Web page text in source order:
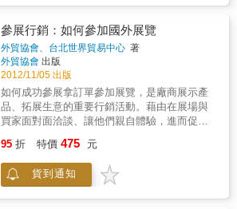
能力」 解決問題時，最重要的便是依照「提出
問題&rarr;分析原因&rarr;解決方案」的步驟思
考。動筆之前，確認檢查點： ‧改變敘事角度，
觀感大不同。 ‧以「實質損害」為出發點，而非
個人「心情」。 ‧區分「有必要討論的問題」與
「無關緊要的問題」。 ‧解決問題靠「制度」，
而非「態度」。 ‧與其追究責任，不如找人善
後。 ‧將來的事只是「假設」，優先解決當下問
題。 結論： 這世界上的所有行業，可以說都是
喜歡的行業、面試錄取，得到公司的器重，就
必須加強「解決問題」的思考能力。因此本書
作者，請大家多多運用小論文的寫作方式，解
研究 凡是你不瞭解或是不懂得詢問的事項，都
會對活動預算以及成功與否產生重要影響。
《活動企劃》將帶你深入探索籌備與執行一場
成功的活動背後所有需要注意的層面，如企劃
階段、時間控管與物流、預算編制、作業以及
現場管理，同時提供實用工具給下列需要規劃
並執行特殊活動的從業人員，如： ．企業內部
的活動企劃人員 ．公關與傳播公司及其客戶 ．
行銷與企業傳播專業人員 ．募款人與非營利組
織 ．餐旅與娛樂產業的專業人員
將來都只愛你一個。 ——羅伯特•索耶《親吻銷
售：用文字溫柔地俘獲顧客》這不僅是一本教
你做創意的書，更是一本教你兜售創意的書。
作者將二十多年的從業經驗與思考傾囊相授，
更援引了近200件最新案例，抽絲剝繭給予說
明，讓此書既適合入門者系統學習文案寫作，
也適合資深人士抽閱自己感興趣的章節或案
例。全書編排巧妙，既有縱向的系統性，又有
橫向的獨立性。作者以廣告文案慣有的幽默和
人愉悅且心神領會。
參展行銷：如何參加國外展覽
外貿協會、台北世界貿易中心 著
外貿協會 出版
2012/11/05 出版
如何成功參展拿訂單參加展覽，是廠商展示產
品、拓展生意的重要行銷活動。藉由在展場與
買家面對面洽談、讓他們親自體驗，進而促成
仔細觀察展覽會場，發現有些攤位總是人潮絡
繹不絕，有些攤位卻始終冷冷清清，為什麼會
有這麼大的落差？原來，想要締造亮眼的參展
95 折 特價 475 元
貨到通知